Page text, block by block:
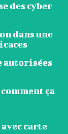
des cyber
dans une
autorisées
ça
carte